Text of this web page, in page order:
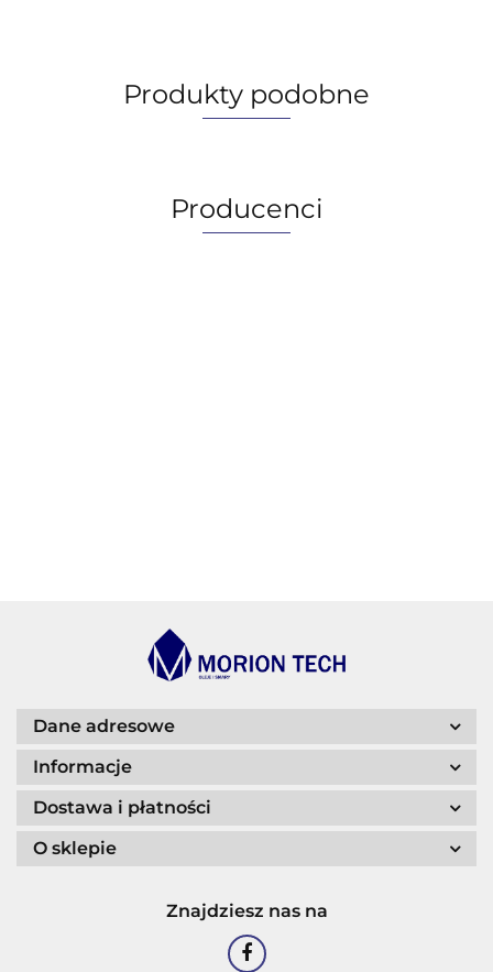
Produkty podobne
Producenci
Dane adresowe
Informacje
Dostawa i płatności
O sklepie
Znajdziesz nas na